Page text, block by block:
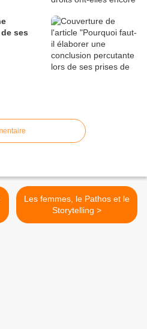
ses
Les femmes, le Pathos et le
Storytelling >